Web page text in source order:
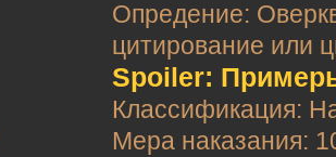
Опредение:
цитирование или
Spoiler:
Классификация:
Мера наказания: